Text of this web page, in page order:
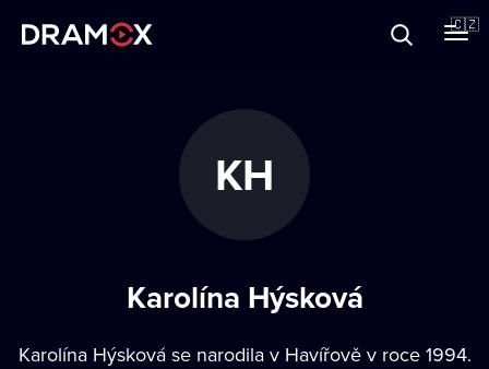
🇨🇿
KH
Karolína Hýsková
Karolína Hýsková se narodila v Havířově v roce 1994.